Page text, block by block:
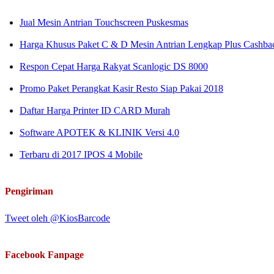
Jual Mesin Antrian Touchscreen Puskesmas
Harga Khusus Paket C & D Mesin Antrian Lengkap Plus
Respon Cepat Harga Rakyat Scanlogic DS 8000
Promo Paket Perangkat Kasir Resto Siap Pakai 2018
Daftar Harga Printer ID CARD Murah
Software APOTEK & KLINIK Versi 4.0
Terbaru di 2017 IPOS 4 Mobile
Pengiriman
Tweet oleh @KiosBarcode
Facebook Fanpage